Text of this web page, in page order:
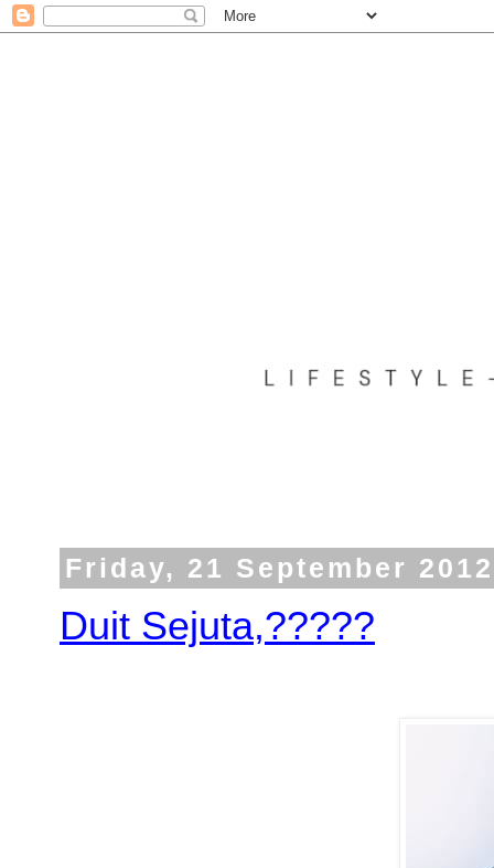
Friday, 21 September 2012
Duit Sejuta,?????